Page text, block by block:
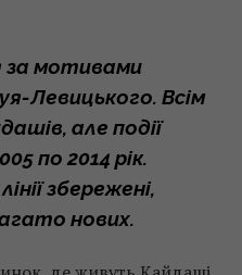
за мотивами
Левицького. Всім
але події
по 2014 рік.
збережені,
нових.